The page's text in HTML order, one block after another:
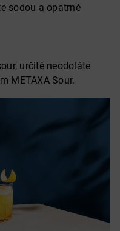
sodou a opatrně
určitě neodoláte
METAXA Sour.